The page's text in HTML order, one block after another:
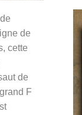
de
cette
de
F